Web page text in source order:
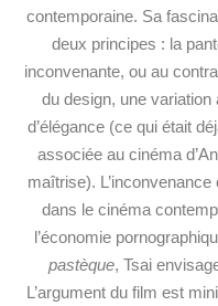
contemporaine. Sa
deux principes : la
inconvenante, ou au
du design, une
d’élégance (ce qui était
associée au cinéma
maîtrise).
dans le cinéma
l’économie
pastèque, Tsai
L’argument du film est